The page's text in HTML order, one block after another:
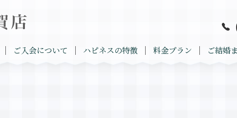
ご入会について ハピネスの特徴 料金プラン ご結婚